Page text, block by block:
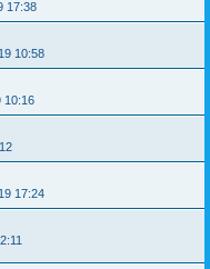
17:38
10:58
10:16
17:24